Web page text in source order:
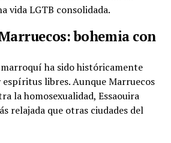
vida LGTB consolidada.
bohemia con
ha sido históricamente
libres. Aunque Marruecos
la homosexualidad, Essaouira
relajada que otras ciudades del